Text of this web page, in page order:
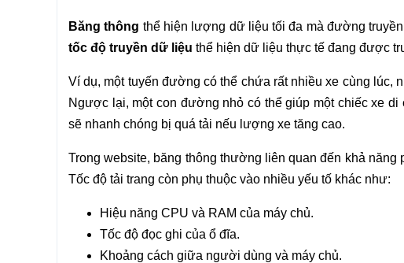
Băng thông thể hiện lượng dữ liệu tối đa mà đường
tốc độ truyền dữ liệu thể hiện dữ liệu thực tế đang được
Ví dụ, một tuyến đường có thể chứa rất nhiều xe cùng lúc,
Ngược lại, một con đường nhỏ có thể giúp một chiếc xe
sẽ nhanh chóng bị quá tải nếu lượng xe tăng cao.
Trong website, băng thông thường liên quan đến khả
Tốc độ tải trang còn phụ thuộc vào nhiều yếu tố khác như:
Hiệu năng CPU và RAM của máy chủ.
Tốc độ đọc ghi của ổ đĩa.
Khoảng cách giữa người dùng và máy chủ.